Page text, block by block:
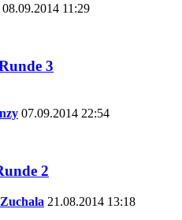
08.09.2014 11:29
3
07.09.2014 22:54
2
21.08.2014 13:18